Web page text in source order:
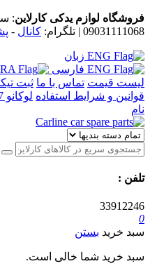
فروشگاه لوازم یدکی کارلاین:
09031111068 | تلگرام: کانال -
زبان
فارسی
لیست قیمت تماس با ما ثبت
قوانین و شرایط استفاده لوکانو L7؛ شاسی‌بلند جدید...
نام
تلفن :
33912246
0
سبد خرید بستن
سبد خرید شما خالی است.